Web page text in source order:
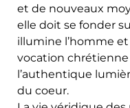
et de nouveaux
elle doit se fonder
illumine l’homme
vocation
l’authentique
du coeur.